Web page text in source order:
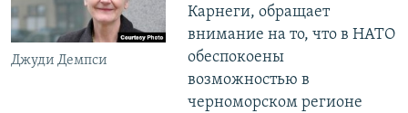
Джуди Демпси
Карнеги, обращает
внимание на то, что в НАТО
обеспокоены
возможностью в
черноморском регионе